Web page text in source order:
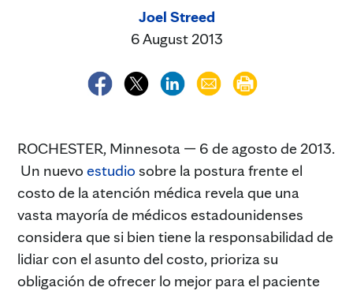
Joel Streed
6 August 2013
ROCHESTER, Minnesota — 6 de agosto de 2013.
Un nuevo estudio sobre la postura frente el
costo de la atención médica revela que una
vasta mayoría de médicos estadounidenses
considera que si bien tiene la responsabilidad de
lidiar con el asunto del costo, prioriza su
obligación de ofrecer lo mejor para el paciente